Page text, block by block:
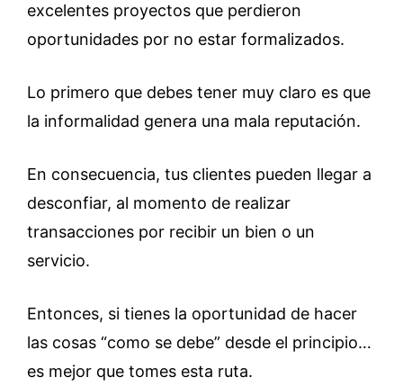
excelentes proyectos que perdieron
oportunidades por no estar formalizados.
Lo primero que debes tener muy claro es que
la informalidad genera una mala reputación.
En consecuencia, tus clientes pueden llegar a
desconfiar, al momento de realizar
transacciones por recibir un bien o un
servicio.
Entonces, si tienes la oportunidad de hacer
las cosas “como se debe” desde el principio…
es mejor que tomes esta ruta.